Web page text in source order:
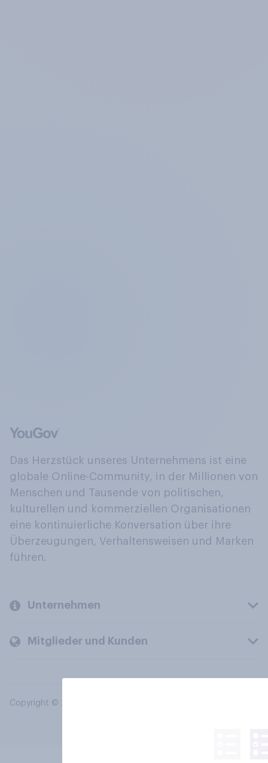
Das Herzstück unseres Unternehmens ist eine
globale Online-Community, in der Millionen von
Menschen und Tausende von politischen,
kulturellen und kommerziellen Organisationen
eine kontinuierliche Konversation über ihre
Überzeugungen, Verhaltensweisen und Marken
führen.
Unternehmen
Mitglieder und Kunden
Copyright © 2026 YouGov PLC. Alle Rechte vorbehalten.